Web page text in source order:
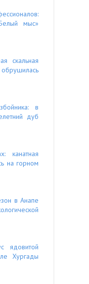
мыс»
скальная
в
дуб
канатная
на горном
в Анапе
ядовитой
Хургады